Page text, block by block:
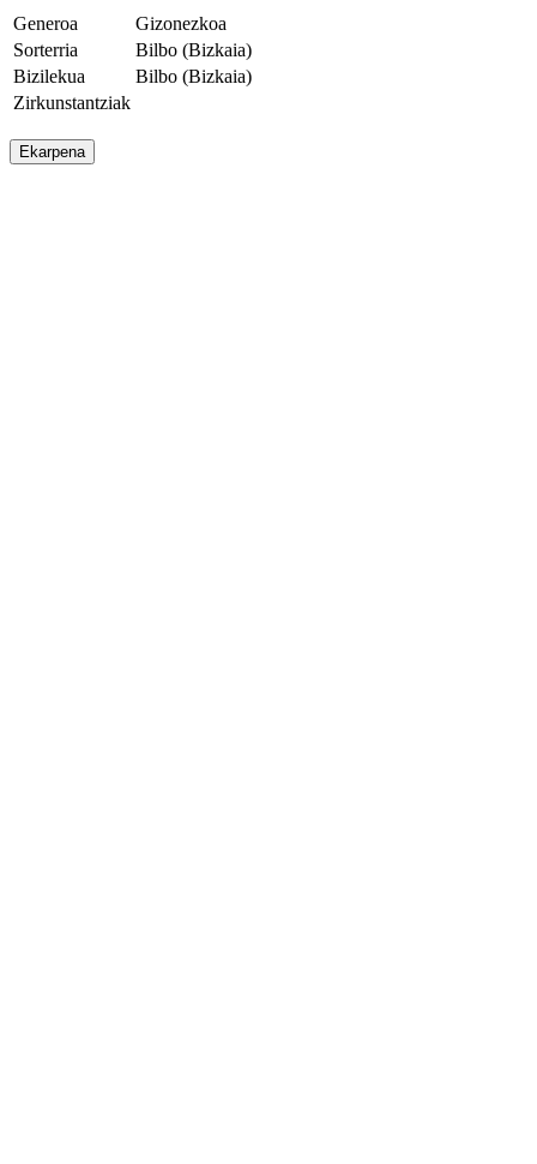
Generoa
Gizonezkoa
Sorterria
Bilbo (Bizkaia)
Bizilekua
Bilbo (Bizkaia)
Zirkunstantziak